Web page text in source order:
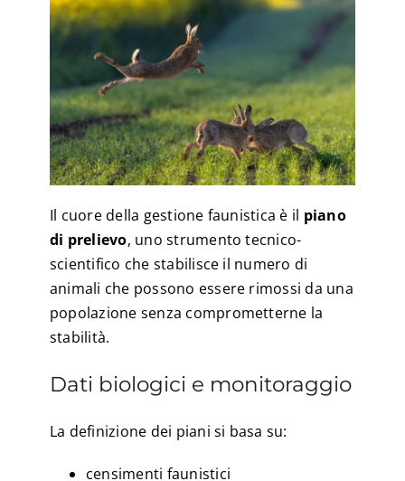
Il cuore della gestione faunistica è il piano
di prelievo, uno strumento tecnico-
scientifico che stabilisce il numero di
animali che possono essere rimossi da una
popolazione senza comprometterne la
stabilità.
Dati biologici e monitoraggio
La definizione dei piani si basa su:
censimenti faunistici